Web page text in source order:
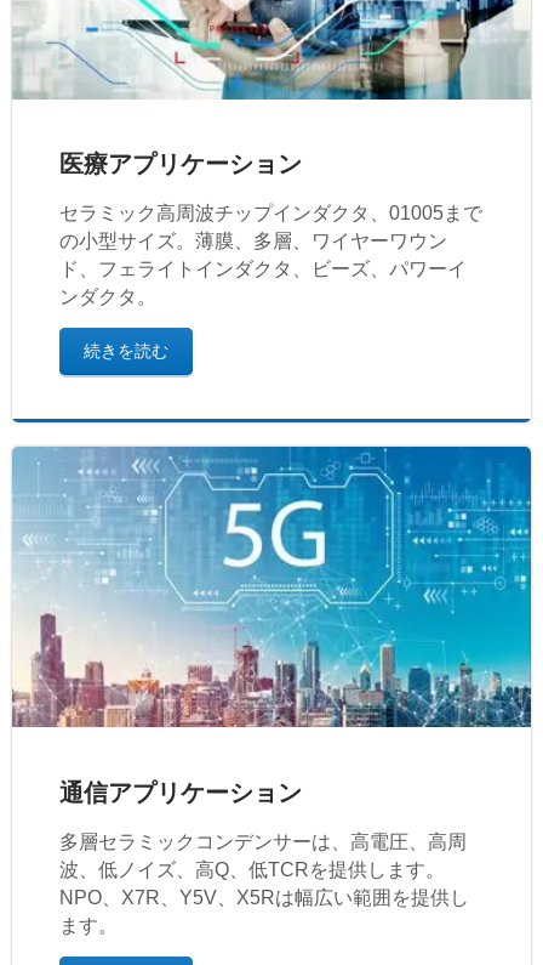
医療アプリケーション
セラミック高周波チップインダクタ、01005まで
の小型サイズ。薄膜、多層、ワイヤーワウン
ド、フェライトインダクタ、ビーズ、パワーイ
ンダクタ。
続きを読む
通信アプリケーション
多層セラミックコンデンサーは、高電圧、高周
波、低ノイズ、高Q、低TCRを提供します。
NPO、X7R、Y5V、X5Rは幅広い範囲を提供し
ます。